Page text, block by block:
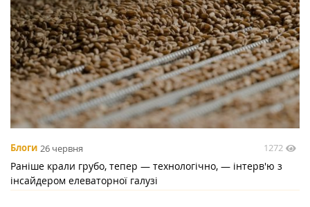
Блоги 26 червня 1272
Раніше крали грубо, тепер — технологічно, — інтерв'ю з
інсайдером елеваторної галузі